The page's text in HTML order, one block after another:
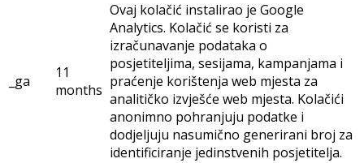
_ga
11
months
Ovaj kolačić instalirao je Google
Analytics. Kolačić se koristi za
izračunavanje podataka o
posjetiteljima, sesijama, kampanjama i
praćenje korištenja web mjesta za
analitičko izvješće web mjesta. Kolačići
anonimno pohranjuju podatke i
dodjeljuju nasumično generirani broj za
identificiranje jedinstvenih posjetitelja.